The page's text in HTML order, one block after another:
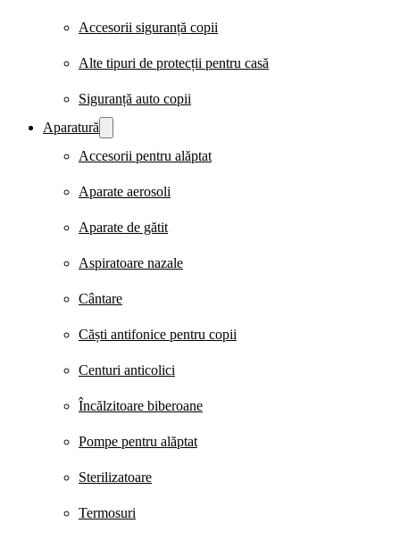
Accesorii siguranță copii
Alte tipuri de protecții pentru casă
Siguranță auto copii
Aparatură
Accesorii pentru alăptat
Aparate aerosoli
Aparate de gătit
Aspiratoare nazale
Cântare
Căști antifonice pentru copii
Centuri anticolici
Încălzitoare biberoane
Pompe pentru alăptat
Sterilizatoare
Termosuri